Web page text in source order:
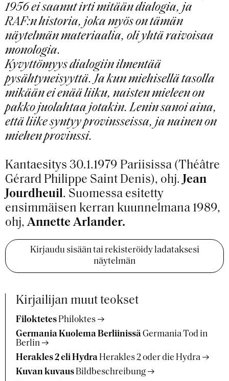
1956 ei saanut irti mitään dialogia, ja
RAF:n historia, joka myös on tämän
näytelmän materiaalia, oli yhtä raivoisaa
monologia.
Kyvyttömyys dialogiin ilmentää
pysähtyneisyyttä. Ja kun miehisellä tasolla
mikään ei enää liiku, naisten mieleen on
pakko juolahtaa jotakin. Lenin sanoi aina,
että liike syntyy provinsseissa, ja nainen on
miehen provinssi.
Kantaesitys 30.1.1979 Pariisissa (Théâtre
Gérard Philippe Saint Denis), ohj.Jean
Jourdheuil. Suomessa esitetty
ensimmäisen kerran kuunnelmana 1989,
ohj,Annette Arlander.
Kirjaudu sisään tai rekisteröidy ladataksesi
näytelmän
Kirjailijan muut teokset
Filoktetes Philoktes
Germania Kuolema BerliinissäGermania Tod in
Berlin
Herakles 2 eli Hydra Herakles 2 oder die Hydra
Kuvan kuvaus Bildbeschreibung